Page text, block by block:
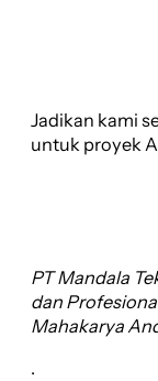
Jadikan kami
untuk proyek
PT Mandala
dan
Mahakarya
.